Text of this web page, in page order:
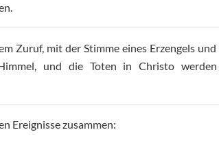
Zuruf, mit der Stimme eines Erzengels
und die Toten in Christo
Ereignisse zusammen: